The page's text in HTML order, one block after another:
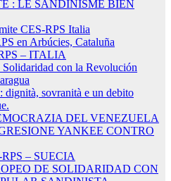
: LE SANDINISME BIEN
CES-RPS Italia
en Arbúcies, Cataluña
– ITALIA
con la Revolución
sovranità e un debito
DEL VENEZUELA
YANKEE CONTRO
– SUECIA
DE SOLIDARIDAD CON